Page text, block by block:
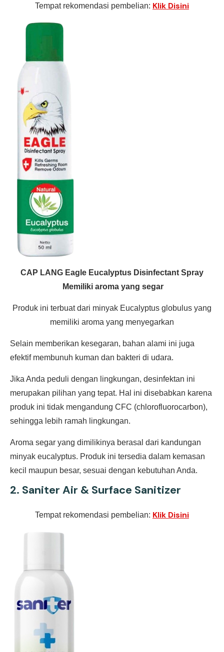
Tempat rekomendasi pembelian: Klik Disini
CAP LANG Eagle Eucalyptus Disinfectant Spray
Memiliki aroma yang segar
Produk ini terbuat dari minyak Eucalyptus globulus yang
memiliki aroma yang menyegarkan
Selain memberikan kesegaran, bahan alami ini juga
efektif membunuh kuman dan bakteri di udara.
Jika Anda peduli dengan lingkungan, desinfektan ini
merupakan pilihan yang tepat. Hal ini disebabkan karena
produk ini tidak mengandung CFC (chlorofluorocarbon),
sehingga lebih ramah lingkungan.
Aroma segar yang dimilikinya berasal dari kandungan
minyak eucalyptus. Produk ini tersedia dalam kemasan
kecil maupun besar, sesuai dengan kebutuhan Anda.
2. Saniter Air & Surface Sanitizer
Tempat rekomendasi pembelian: Klik Disini